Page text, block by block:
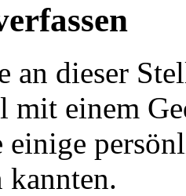
an dieser
einem
einige
kannten.